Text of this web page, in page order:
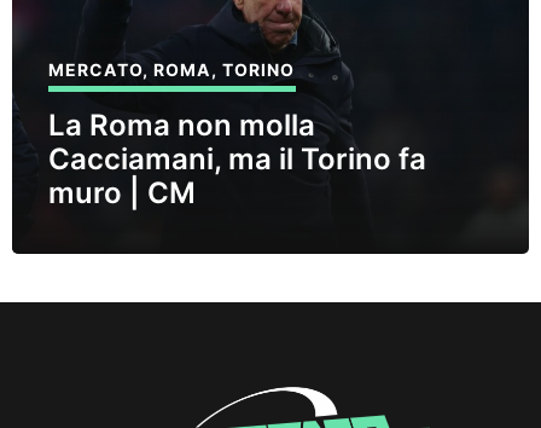
MERCATO,ROMA, TORINO
La Roma non molla
Cacciamani, ma il Torino fa
muro | CM